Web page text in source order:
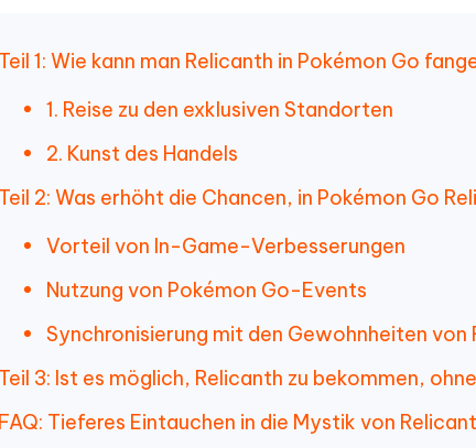
Teil 1: Wie kann man Relicanth in Pokémon Go
1. Reise zu den exklusiven Standorten
2. Kunst des Handels
Teil 2: Was erhöht die Chancen, in Pokémon Go
Vorteil von In-Game-Verbesserungen
Nutzung von Pokémon Go-Events
Synchronisierung mit den Gewohnheiten von
Teil 3: Ist es möglich, Relicanth zu bekommen,
FAQ: Tieferes Eintauchen in die Mystik von